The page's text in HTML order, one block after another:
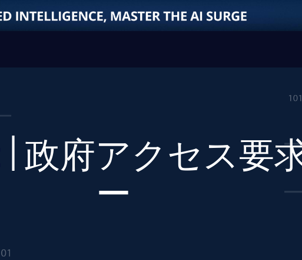
政府アクセス要
ー